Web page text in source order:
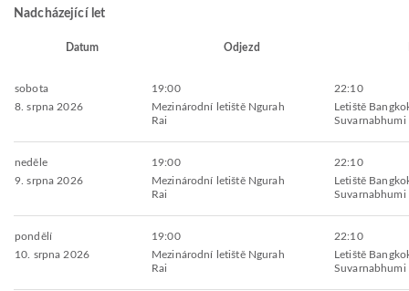
Nadcházející let
Datum Odjezd
sobota
8. srpna 2026
19:00
Mezinárodní letiště Ngurah
Rai
22:10
Letiště
Suvarnabhumi
neděle
9. srpna 2026
19:00
Mezinárodní letiště Ngurah
Rai
22:10
Letiště
Suvarnabhumi
pondělí
10. srpna 2026
19:00
Mezinárodní letiště Ngurah
Rai
22:10
Letiště
Suvarnabhumi